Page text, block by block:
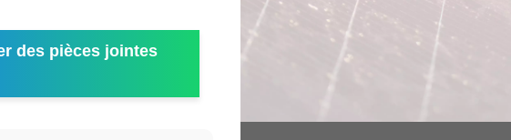
des pièces jointes